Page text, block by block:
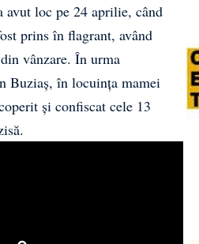
loc pe 24 aprilie, când
prins în flagrant, având
vânzare. În urma
Buziaș, în locuința mamei
și confiscat cele 13